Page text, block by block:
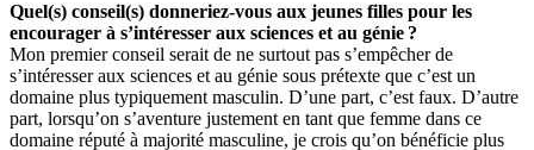
Quel(s) conseil(s) donneriez-vous aux jeunes filles pour les
encourager à s’intéresser aux sciences et au génie ?
Mon premier conseil serait de ne surtout pas s’empêcher de
s’intéresser aux sciences et au génie sous prétexte que c’est un
domaine plus typiquement masculin. D’une part, c’est faux. D’autre
part, lorsqu’on s’aventure justement en tant que femme dans ce
domaine réputé à majorité masculine, je crois qu’on bénéficie plus